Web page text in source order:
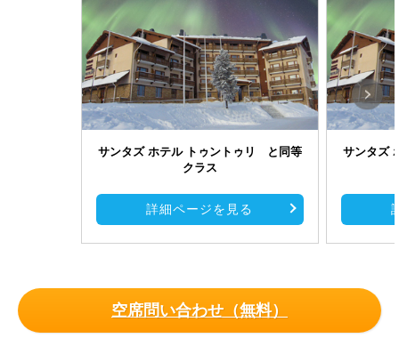
サンタズ ホテル トゥントゥリ と同等
クラス
詳細ページを見る
サンタズ
空席問い合わせ（無料）